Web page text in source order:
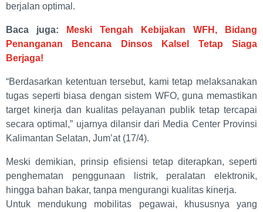
berjalan optimal.
Baca juga:
Meski Tengah Kebijakan WFH, Bidang
Penanganan Bencana Dinsos Kalsel Tetap Siaga
Berjaga!
“Berdasarkan ketentuan tersebut, kami tetap melaksanakan
tugas seperti biasa dengan sistem WFO, guna memastikan
target kinerja dan kualitas pelayanan publik tetap tercapai
secara optimal,” ujarnya dilansir dari Media Center Provinsi
Kalimantan Selatan, Jum’at (17/4).
Meski demikian, prinsip efisiensi tetap diterapkan, seperti
penghematan penggunaan listrik, peralatan elektronik,
hingga bahan bakar, tanpa mengurangi kualitas kinerja.
Untuk mendukung mobilitas pegawai, khususnya yang